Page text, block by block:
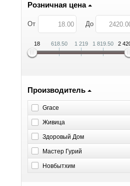
Розничная цена
От До
18 618.50 1 219 1 819.50 2
Производитель
Grace
Живица
Здоровый Дом
Мастер Гурий
Новбытхим